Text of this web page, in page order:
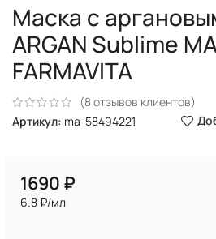
Маска с
ARGAN Sublime
FARMAVITA
(8отзывов клиентов)
Артикул: ma-58494221
₽
6.8 ₽/мл